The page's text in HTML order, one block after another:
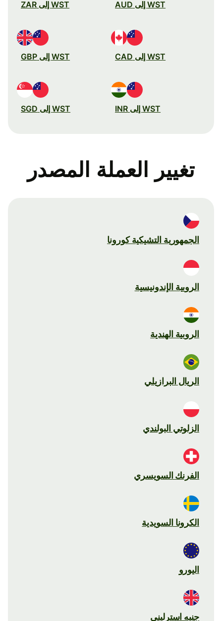
WST إلى AUD WST إلى ZAR
WST إلى CAD WST إلى GBP
WST إلى INR WST إلى SGD
تغيير العملة المصدر
الجمهورية التشيكية كورونا
الروبية الإندونيسية
الروبية الهندية
الريال البرازيلي
الزلوتي البولندي
الفرنك السويسري
الكرونا السويدية
اليورو
جنيه استرليني